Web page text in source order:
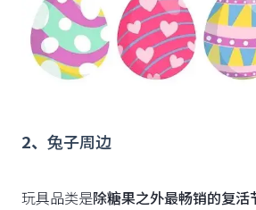
2、 兔子周边
玩具品类是除糖果之外最畅销的复活